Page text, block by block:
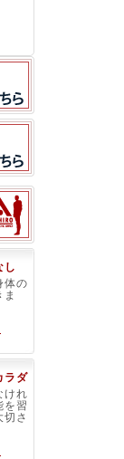
し
体の
ラダ
けれ
を習
切さ